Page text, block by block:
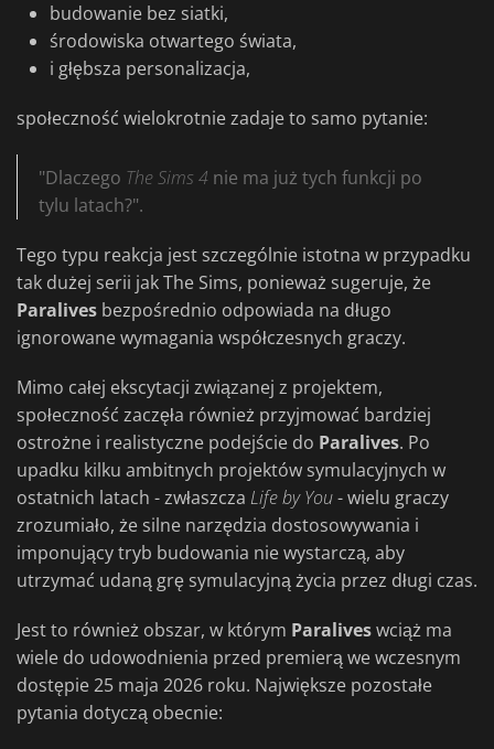
budowanie bez siatki,
środowiska otwartego świata,
i głębsza personalizacja,
społeczność wielokrotnie zadaje to samo pytanie:
"Dlaczego The Sims 4 nie ma już tych funkcji po
tylu latach?".
Tego typu reakcja jest szczególnie istotna w przypadku
tak dużej serii jak The Sims, ponieważ sugeruje, że
Paralives bezpośrednio odpowiada na długo
ignorowane wymagania współczesnych graczy.
Mimo całej ekscytacji związanej z projektem,
społeczność zaczęła również przyjmować bardziej
ostrożne i realistyczne podejście do Paralives. Po
upadku kilku ambitnych projektów symulacyjnych w
ostatnich latach - zwłaszcza Life by You- wielu graczy
zrozumiało, że silne narzędzia dostosowywania i
imponujący tryb budowania nie wystarczą, aby
utrzymać udaną grę symulacyjną życia przez długi czas.
Jest to również obszar, w którym Paraliveswciąż ma
wiele do udowodnienia przed premierą we wczesnym
dostępie 25 maja 2026 roku. Największe pozostałe
pytania dotyczą obecnie: